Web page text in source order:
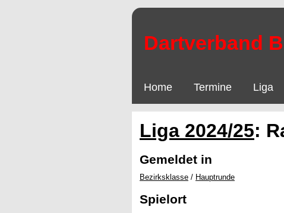
Dartverband
Home Termine Liga
Liga 2024/25:
Gemeldet in
Bezirksklasse / Hauptrunde
Spielort